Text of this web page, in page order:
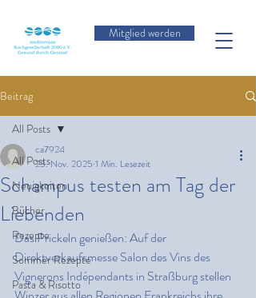
Mitglied werden
Beitrag
All Posts
Neuigkeiten
Bücher
Rezepte
Sommer Rezepte
Pasta & Risotto
All Posts
Schampus testen am Tag der
Liebenden
ca7924
23. Nov. 2025 1 Min. Lesezeit
Das Prickeln genießen: Auf der
Direktverkaufsmesse Salon des Vins des
Vignerons Indépendants in Straßburg stellen